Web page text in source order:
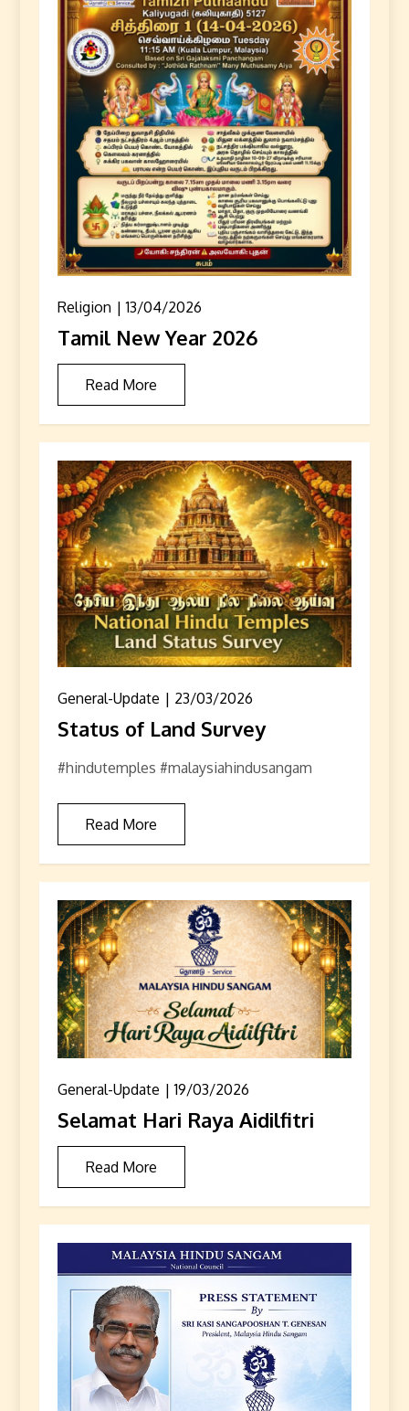
Religion 13/04/2026
Tamil New Year 2026
Read More
General-Update 23/03/2026
Status of Land Survey
#hindutemples #malaysiahindusangam
Read More
General-Update 19/03/2026
Selamat Hari Raya Aidilfitri
Read More